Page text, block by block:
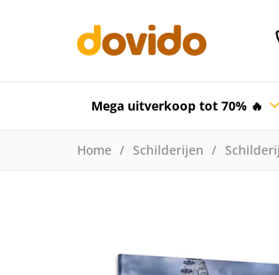
Mega uitverkoop tot 70% 🔥
Home Schilderijen